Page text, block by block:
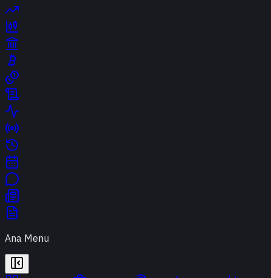
Ana Menu